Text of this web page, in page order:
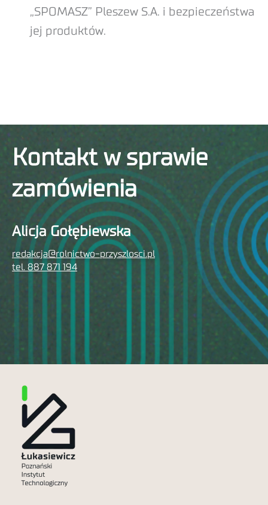
„SPOMASZ” Pleszew S.A. i bezpieczeństwa
jej produktów.
Kontakt w sprawie
zamówienia
Alicja Gołębiewska
redakcja@rolnictwo-przyszlosci.pl
tel. 887 871 194